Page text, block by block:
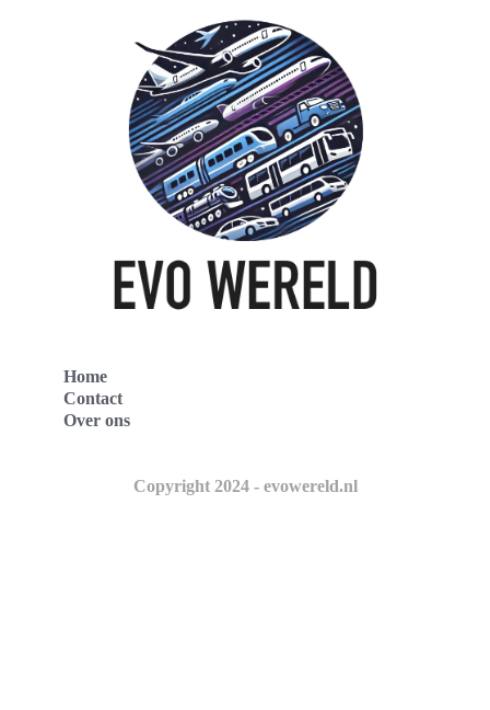
Home
Contact
Over ons
Copyright 2024 - evowereld.nl